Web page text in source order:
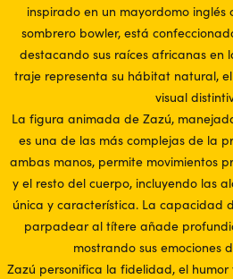
inspirado en un mayordomo
sombrero bowler, está
destacando sus raíces africanas en
traje representa su hábitat natural,
visual
La figura animada de Zazú,
es una de las más complejas de la
ambas manos, permite movimientos
y el resto del cuerpo, incluyendo las
única y característica. La capacidad
parpadear al títere añade
mostrando sus emociones
Zazú personifica la fidelidad, el humor